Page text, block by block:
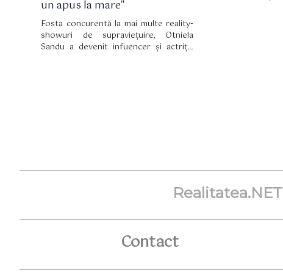
un apus la mare"
Fosta concurentă la mai multe reality-
showuri de supraviețuire, Otniela
Sandu a devenit infuencer și actriță.
Realitatea.NET
Contact